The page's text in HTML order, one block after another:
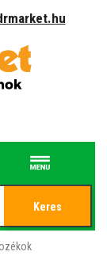
Keres